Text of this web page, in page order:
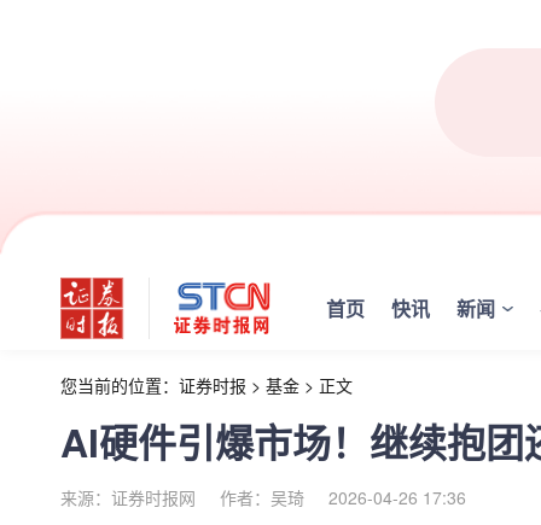
首页 快讯 新闻
您当前的位置： 证券时报 > 基金 > 正文
AI硬件引爆市场！继续抱
来源：证券时报网 作者：吴琦 2026-04-26 17:36